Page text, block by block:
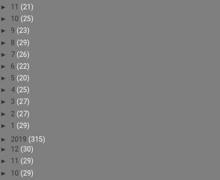
► 11 (21)
► 10 (25)
► 9 (23)
► 8 (29)
► 7 (26)
► 6 (22)
► 5 (20)
► 4 (25)
► 3 (27)
► 2 (27)
► 1 (29)
► 2019 (315)
► 12 (30)
► 11 (29)
► 10 (29)